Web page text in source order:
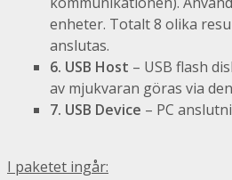
enheter. Totalt 8 olika
anslutas.
6. USB Host – USB flash
av mjukvaran göras via
7. USB Device – PC
I paketet ingår: